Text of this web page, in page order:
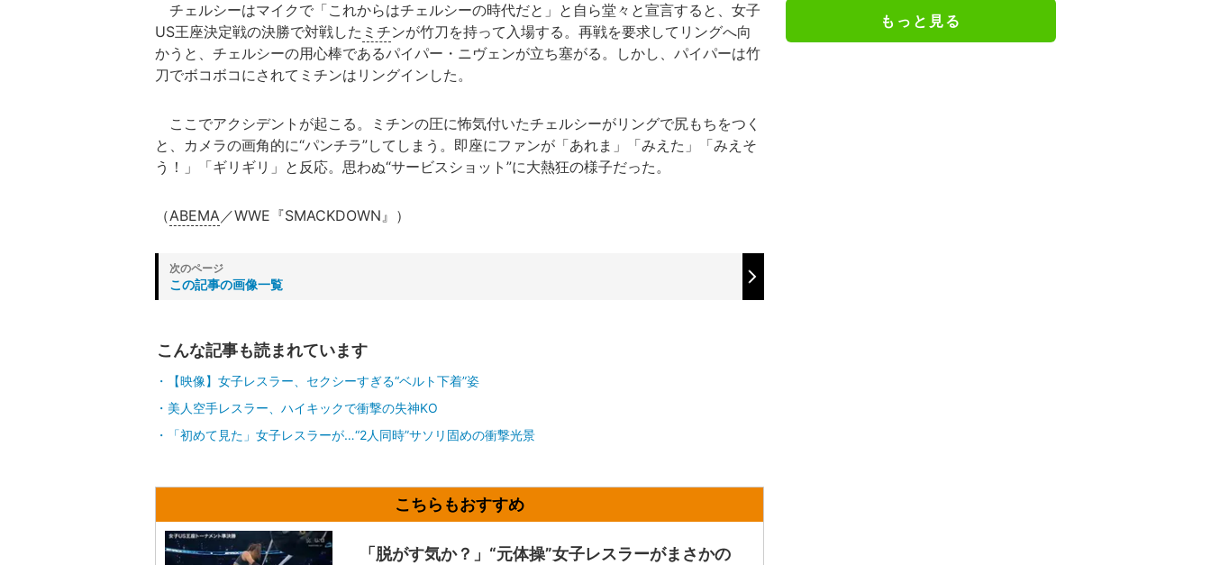
チェルシーはマイクで「これからはチェルシーの時代だと」と自ら堂々と宣言すると、女子
US王座決定戦の決勝で対戦した ミチンが竹刀を持って入場する。再戦を要求してリングへ向
かうと、チェルシーの用心棒であるパイパー・ニヴェンが立ち塞がる。しかし、パイパーは竹
刀でボコボコにされてミチンはリングインした。
ここでアクシデントが起こる。ミチンの圧に怖気付いたチェルシーがリングで尻もちをつく
と、カメラの画角的に“パンチラ”してしまう。即座にファンが「あれま」「みえた」「みえそ
う！」「ギリギリ」と反応。思わぬ“サービスショット”に大熱狂の様子だった。
（ABEMA／WWE『SMACKDOWN』）
この記事の画像一覧
こんな記事も読まれています
【映像】女子レスラー、セクシーすぎる“ベルト下着”姿
美人空手レスラー、ハイキックで衝撃の失神KO
「初めて見た」女子レスラーが…“2人同時”サソリ固めの衝撃光景
「脱がす気か？」“元体操”女子レスラーがまさかの
もっと見る